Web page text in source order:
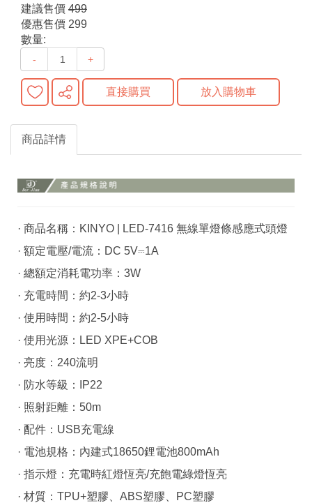
建議售價 499
優惠售價 299
數量:
- +
直接購買 放入購物車
商品詳情
· 商品名稱：KINYO | LED-7416 無線單燈條感應式頭燈
· 額定電壓/電流：DC 5V⎓1A
· 總額定消耗電功率：3W
· 充電時間：約2-3小時
· 使用時間：約2-5小時
· 使用光源：LED XPE+COB
· 亮度：240流明
· 防水等級：IP22
· 照射距離：50m
· 配件：USB充電線
· 電池規格：內建式18650鋰電池800mAh
· 指示燈：充電時紅燈恆亮/充飽電綠燈恆亮
· 材質：TPU+塑膠、ABS塑膠、PC塑膠